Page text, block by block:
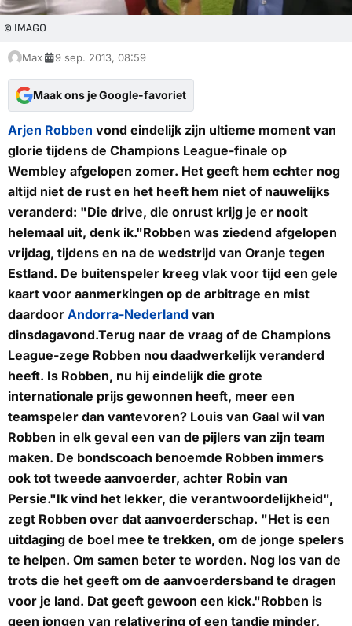
© IMAGO
Max 9 sep. 2013, 08:59
Maak ons je Google-favoriet
Arjen Robben vond eindelijk zijn ultieme moment van
glorie tijdens de Champions League-finale op
Wembley afgelopen zomer. Het geeft hem echter nog
altijd niet de rust en het heeft hem niet of nauwelijks
veranderd: "Die drive, die onrust krijg je er nooit
helemaal uit, denk ik."Robben was ziedend afgelopen
vrijdag, tijdens en na de wedstrijd van Oranje tegen
Estland. De buitenspeler kreeg vlak voor tijd een gele
kaart voor aanmerkingen op de arbitrage en mist
daardoor Andorra-Nederland van
dinsdagavond.Terug naar de vraag of de Champions
League-zege Robben nou daadwerkelijk veranderd
heeft. Is Robben, nu hij eindelijk die grote
internationale prijs gewonnen heeft, meer een
teamspeler dan vantevoren? Louis van Gaal wil van
Robben in elk geval een van de pijlers van zijn team
maken. De bondscoach benoemde Robben immers
ook tot tweede aanvoerder, achter Robin van
Persie."Ik vind het lekker, die verantwoordelijkheid",
zegt Robben over dat aanvoerderschap. "Het is een
uitdaging de boel mee te trekken, om de jonge spelers
te helpen. Om samen beter te worden. Nog los van de
trots die het geeft om de aanvoerdersband te dragen
voor je land. Dat geeft gewoon een kick."Robben is
geen jongen van relativering of een tandje minder,